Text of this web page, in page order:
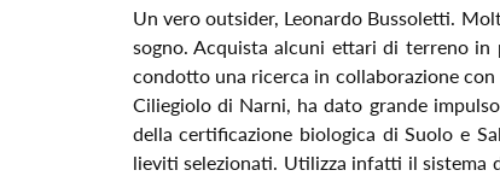
Un vero outsider, Leonardo Bussoletti.
sogno. Acquista alcuni ettari di terreno
condotto una ricerca in collaborazione
Ciliegiolo di Narni, ha dato grande
della certificazione biologica di Suolo e
lieviti selezionati. Utilizza infatti il sistema